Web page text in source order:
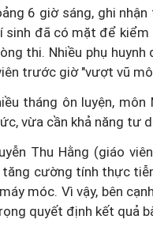
6 giờ sáng, ghi
sinh đã có mặt để
thi. Nhiều phụ
trước giờ "vượt vũ
tháng ôn luyện,
vừa cần khả năng tư
Thu Hằng (giáo
cường tính thực
móc. Vì vậy, bên
quyết định kết quả